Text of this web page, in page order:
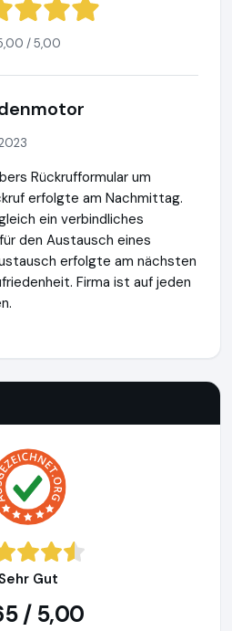
/ 5,00
Rückrufformular um
erfolgte am Nachmittag.
ein verbindliches
den Austausch eines
erfolgte am nächsten
Firma ist auf jeden
Gut
/ 5,00